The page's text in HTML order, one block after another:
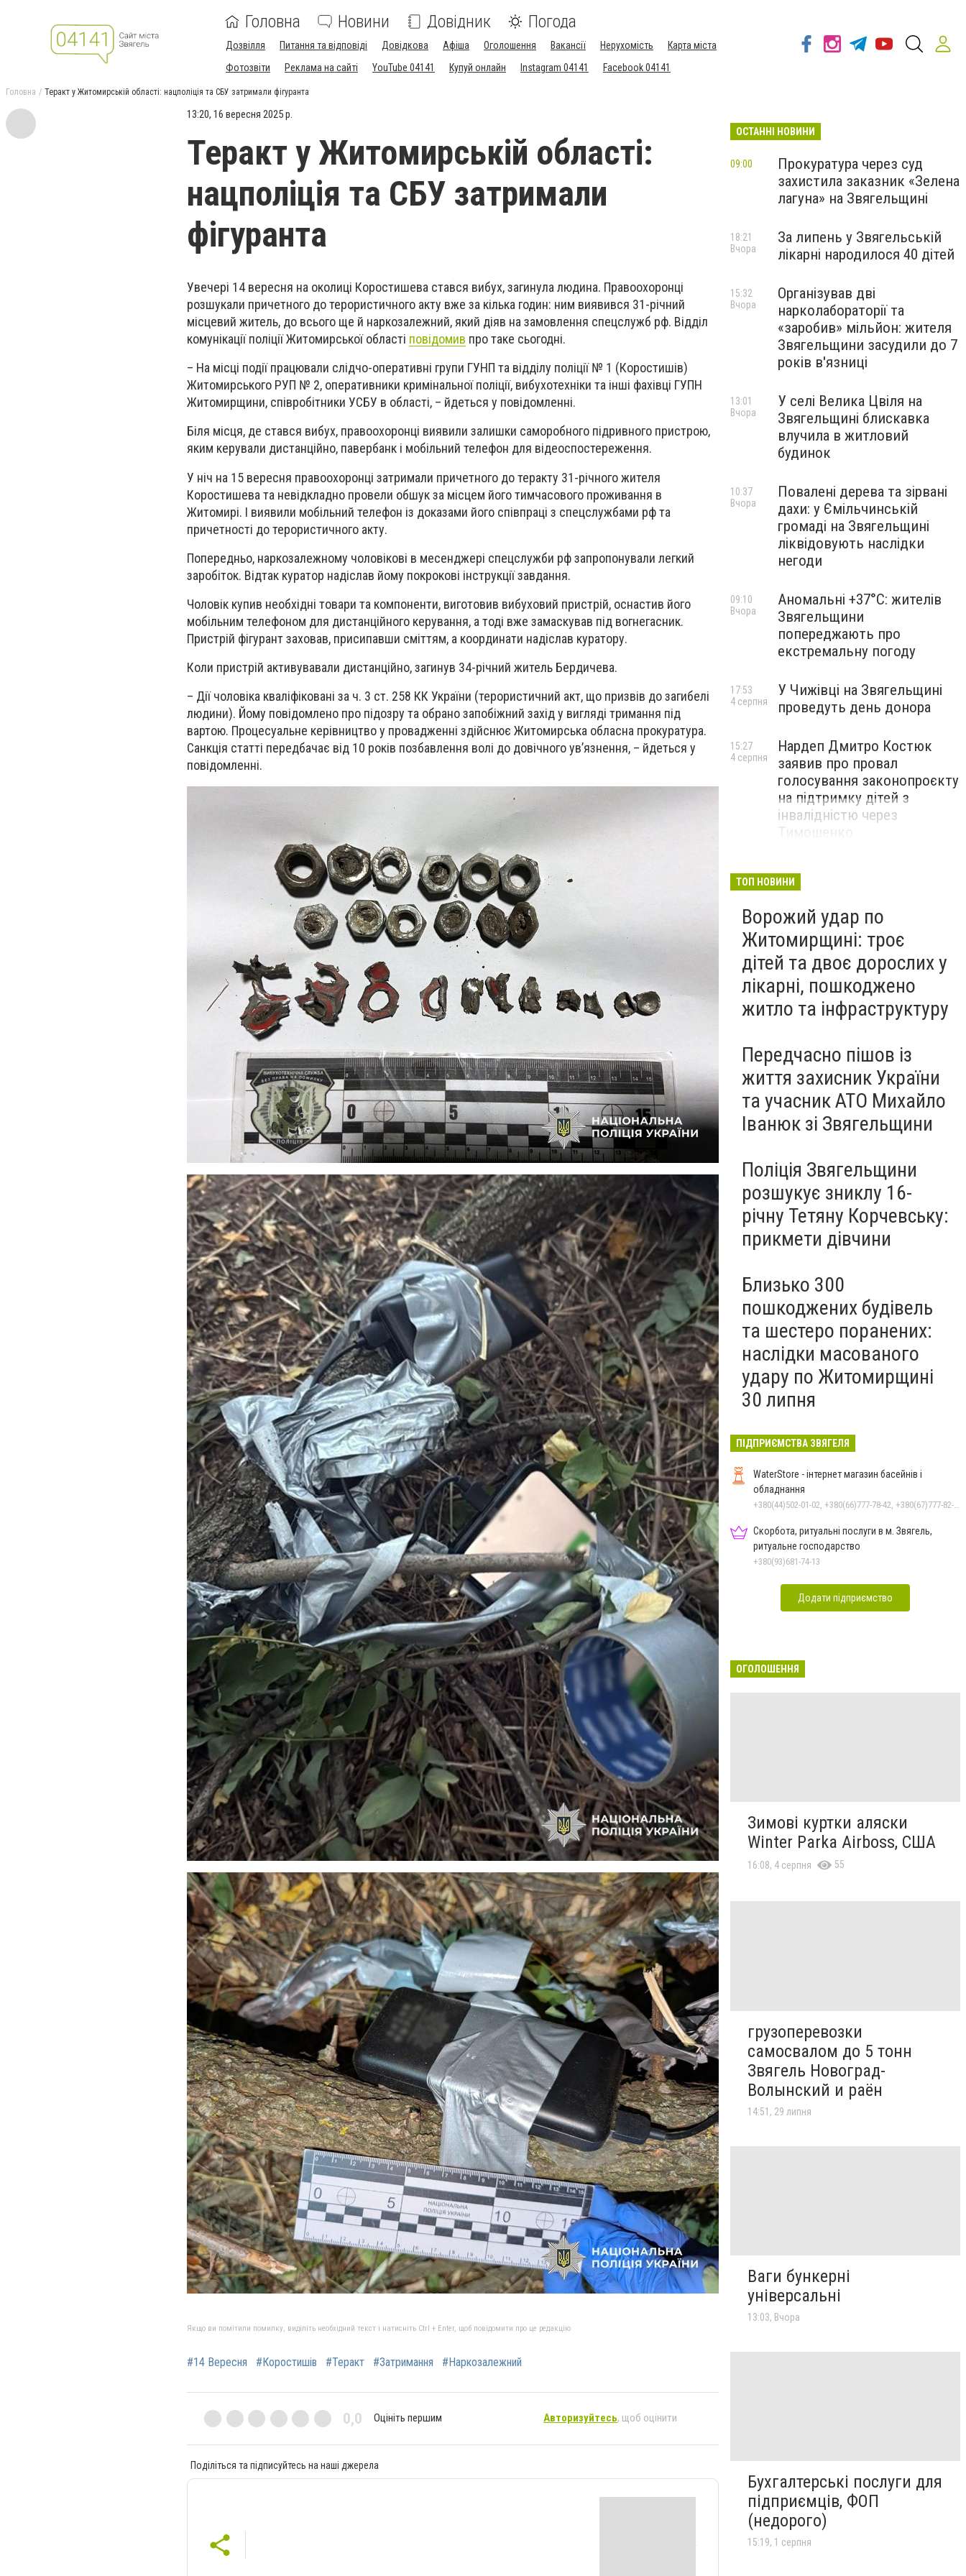
Головна Новини Довідник Погода
Дозвілля Питання та відповіді Довідкова Афіша Оголошення Вакансії Нерухомість
Карта міста
Фотозвіти
Реклама на сайті YouTube 04141 Купуй онлайн Instagram 04141 Facebook 04141
Головна Теракт у Житомирській області: нацполіція та СБУ затримали фігуранта
13:20, 16 вересня 2025 р.
Теракт у Житомирській області:
нацполіція та СБУ затримали
фігуранта
Увечері 14 вересня на околиці Коростишева стався вибух, загинула людина. Правоохоронці
розшукали причетного до терористичного акту вже за кілька годин: ним виявився 31-річний
місцевий житель, до всього ще й наркозалежний, який діяв на замовлення спецслужб рф. Відділ
комунікації поліції Житомирської області повідомив про таке сьогодні.
– На місці події працювали слідчо-оперативні групи ГУНП та відділу поліції № 1 (Коростишів)
Житомирського РУП № 2, оперативники кримінальної поліції, вибухотехніки та інші фахівці ГУПН
Житомирщини, співробітники УСБУ в області, – йдеться у повідомленні.
Біля місця, де стався вибух, правоохоронці виявили залишки саморобного підривного пристрою,
яким керували дистанційно, павербанк і мобільний телефон для відеоспостереження.
У ніч на 15 вересня правоохоронці затримали причетного до теракту 31-річного жителя
Коростишева та невідкладно провели обшук за місцем його тимчасового проживання в
Житомирі. І виявили мобільний телефон із доказами його співпраці з спецслужбами рф та
причетності до терористичного акту.
Попередньо, наркозалежному чоловікові в месенджері спецслужби рф запропонували легкий
заробіток. Відтак куратор надіслав йому покрокові інструкції завдання.
Чоловік купив необхідні товари та компоненти, виготовив вибуховий пристрій, оснастив його
мобільним телефоном для дистанційного керування, а тоді вже замаскував під вогнегасник.
Пристрій фігурант заховав, присипавши сміттям, а координати надіслав куратору.
Коли пристрій активувавали дистанційно, загинув 34-річний житель Бердичева.
– Дії чоловіка кваліфіковані за ч. 3 ст. 258 КК України (терористичний акт, що призвів до загибелі
людини). Йому повідомлено про підозру та обрано запобіжний захід у вигляді тримання під
вартою. Процесуальне керівництво у провадженні здійснює Житомирська обласна прокуратура.
Санкція статті передбачає від 10 років позбавлення волі до довічного ув’язнення, – йдеться у
повідомленні.
Якщо ви помітили помилку, виділіть необхідний текст і натисніть Ctrl + Enter, щоб повідомити про це редакцію
#14 Вересня #Коростишів #Теракт #Затримання #Наркозалежний
0,0 Оцініть першим Авторизуйтесь, щоб оцінити
Поділіться та підписуйтесь на наші джерела
ОСТАННІ НОВИНИ
Прокуратура через суд
захистила заказник «Зелена
лагуна» на Звягельщині
09:00
За липень у Звягельській
лікарні народилося 40 дітей
18:21
Вчора
Організував дві
нарколабораторії та
«заробив» мільйон: жителя
Звягельщини засудили до 7
років в'язниці
15:32
Вчора
У селі Велика Цвіля на
Звягельщині блискавка
влучила в житловий
будинок
13:01
Вчора
Повалені дерева та зірвані
дахи: у Ємільчинській
громаді на Звягельщині
ліквідовують наслідки
негоди
10:37
Вчора
Аномальні +37°C: жителів
Звягельщини
попереджають про
екстремальну погоду
09:10
Вчора
У Чижівці на Звягельщині
проведуть день донора
17:53
4 серпня
Нардеп Дмитро Костюк
заявив про провал
голосування законопроєкту
на підтримку дітей з
інвалідністю через
Тимошенко
15:27
4 серпня
ТОП НОВИНИ
Ворожий удар по
Житомирщині: троє
дітей та двоє дорослих у
лікарні, пошкоджено
житло та інфраструктуру
Передчасно пішов із
життя захисник України
та учасник АТО Михайло
Іванюк зі Звягельщини
Поліція Звягельщини
розшукує зниклу 16-
річну Тетяну Корчевську:
прикмети дівчини
Близько 300
пошкоджених будівель
та шестеро поранених:
наслідки масованого
удару по Житомирщині
30 липня
ПІДПРИЄМСТВА ЗВЯГЕЛЯ
WaterStore - інтернет магазин басейнів і
обладнання
+380(44)502-01-02, +380(66)777-78-42, +380(67)777-82-19, +380(67)890-80-80, +380(73)890-80-80, +380(44)502-01-03
Скорбота, ритуальні послуги в м. Звягель,
ритуальне господарство
+380(93)681-74-13
Додати підприємство
ОГОЛОШЕННЯ
Зимові куртки аляски
Winter Parka Airboss, США
16:08, 4 серпня 55
грузоперевозки
самосвалом до 5 тонн
Звягель Новоград-
Волынский и раён
14:51, 29 липня
Ваги бункерні
універсальні
13:03, Вчора
Бухгалтерські послуги для
підприємців, ФОП
(недорого)
15:19, 1 серпня